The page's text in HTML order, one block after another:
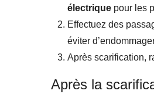
électrique pour les
Effectuez des
éviter
Après scarification,
Après la